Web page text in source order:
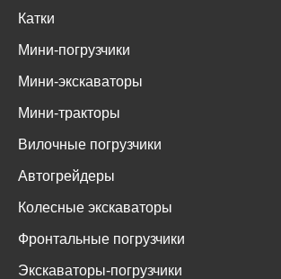
Катки
Мини-погрузчики
Мини-экскаваторы
Мини-тракторы
Вилочные погрузчики
Автогрейдеры
Колесные экскаваторы
Фронтальные погрузчики
Экскаваторы-погрузчики